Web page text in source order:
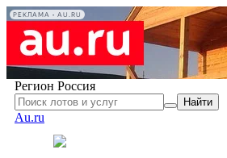
РЕКЛАМА • AU.RU
Регион Россия
Найти
Au.ru